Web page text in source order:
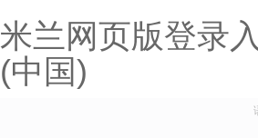
米兰网页版登录
(中国)